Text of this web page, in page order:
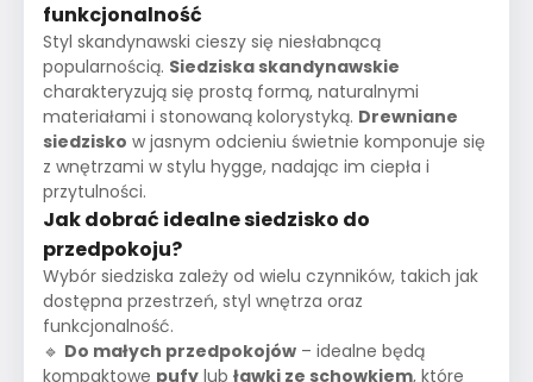
funkcjonalność
Styl skandynawski cieszy się niesłabnącą
popularnością. Siedziska skandynawskie
charakteryzują się prostą formą, naturalnymi
materiałami i stonowaną kolorystyką. Drewniane
siedzisko w jasnym odcieniu świetnie komponuje się
z wnętrzami w stylu hygge, nadając im ciepła i
przytulności.
Jak dobrać idealne siedzisko do
przedpokoju?
Wybór siedziska zależy od wielu czynników, takich jak
dostępna przestrzeń, styl wnętrza oraz
funkcjonalność.
🔹 Do małych przedpokojów – idealne będą
kompaktowe pufy lub ławki ze schowkiem, które